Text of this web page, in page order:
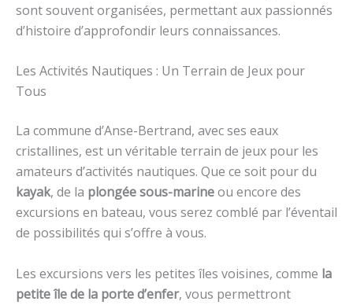
sont souvent organisées, permettant aux passionnés
d’histoire d’approfondir leurs connaissances.
Les Activités Nautiques : Un Terrain de Jeux pour
Tous
La commune d’Anse-Bertrand, avec ses eaux
cristallines, est un véritable terrain de jeux pour les
amateurs d’activités nautiques. Que ce soit pour du
kayak, de la plongée sous-marineou encore des
excursions en bateau, vous serez comblé par l’éventail
de possibilités qui s’offre à vous.
Les excursions vers les petites îles voisines, comme la
petite île de la porte d’enfer, vous permettront